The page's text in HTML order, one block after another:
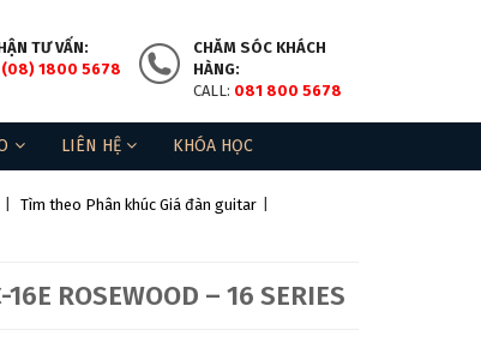
TƯ VẤN:
(08) 1800 5678
CHĂM SÓC KHÁCH
HÀNG:
CALL: 081 800 5678
LIÊN HỆ KHÓA HỌC
Tìm theo Phân khúc Giá đàn guitar
ROSEWOOD – 16 SERIES